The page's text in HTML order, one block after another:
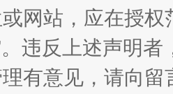
网站，应在授
违反上述声明
有意见，请向